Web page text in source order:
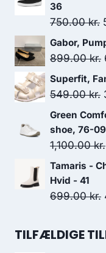
36
750.00kr.
Gabor,
899.00kr.
Superfit,
549.00kr.
Green
shoe, 76-
1,100.00kr.
Tamaris -
Hvid - 41
699.00kr.
TILFÆLDIGE